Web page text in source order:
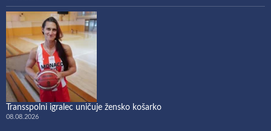
Transspolni igralec uničuje žensko košarko
08.08.2026